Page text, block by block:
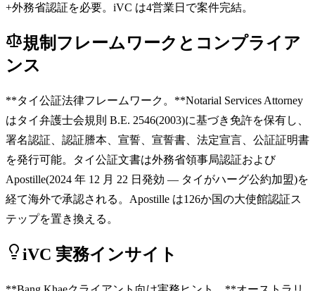
+外務省認証を必要。iVC は4営業日で案件完結。
規制フレームワークとコンプライア
ンス
**タイ公証法律フレームワーク。**Notarial Services Attorney
はタイ弁護士会規則 B.E. 2546(2003)に基づき免許を保有し、
署名認証、認証謄本、宣誓、宣誓書、法定宣言、公証証明書
を発行可能。タイ公証文書は外務省領事局認証および
Apostille(2024 年 12 月 22 日発効 — タイがハーグ公約加盟)を
経て海外で承認される。Apostille は126か国の大使館認証ス
テップを置き換える。
iVC 実務インサイト